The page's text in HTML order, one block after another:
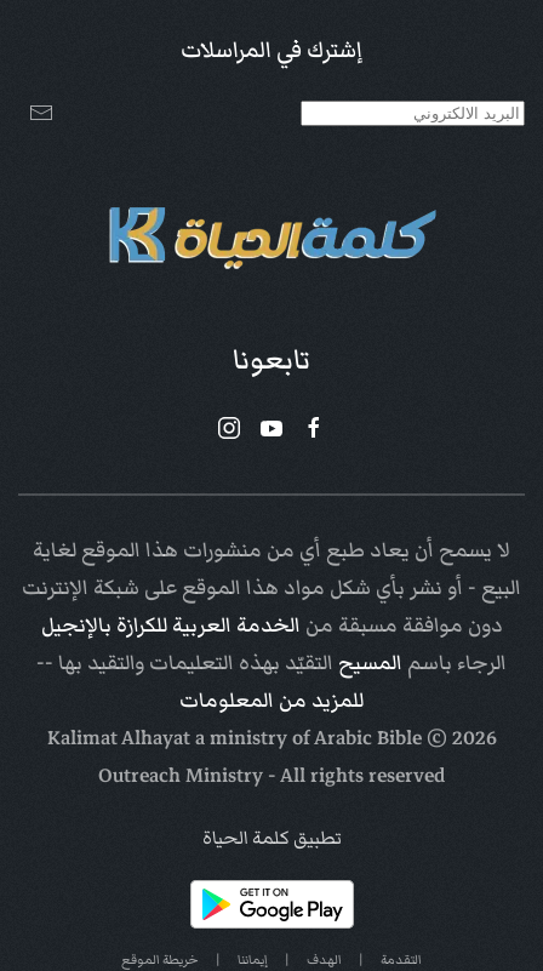
إشترك في المراسلات
تابعونا
لا يسمح أن يعاد طبع أي من منشورات هذا الموقع لغاية
البيع - أو نشر بأي شكل مواد هذا الموقع على شبكة الإنترنت
دون موافقة مسبقة من الخدمة العربية للكرازة بالإنجيل
الرجاء باسم المسيح التقيّد بهذه التعليمات والتقيد بها --
للمزيد من المعلومات
2026
© Kalimat Alhayat a ministry of
Arabic Bible
Outreach Ministry- All rights reserved
تطبيق كلمة الحياة
التقدمة | الهدف | إيماننا | خريطة الموقع